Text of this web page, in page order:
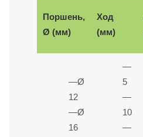
Поршень,
Ø (мм)
Ход
(мм)
—Ø
12
—Ø
16
—
5
—
10
—